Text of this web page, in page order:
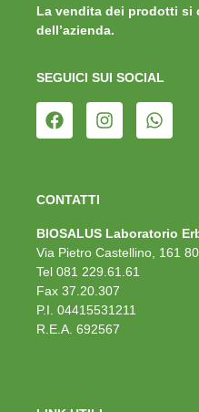
La vendita dei prodotti si
dell’azienda.
SEGUICI SUI SOCIAL
CONTATTI
BIOSALUS Laboratorio
Via Pietro Castellino, 161
Tel 081 229.61.61
Fax 37.20.307
P.I. 04415531211
R.E.A. 692567